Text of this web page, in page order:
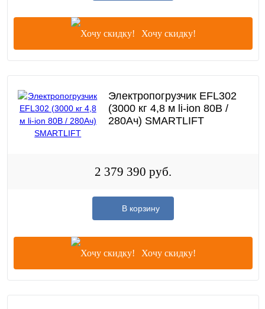
Хочу скидку!
Электропогрузчик EFL302
(3000 кг 4,8 м li-ion 80В /
280Ач) SMARTLIFT
2 379 390 руб.
В корзину
Хочу скидку!